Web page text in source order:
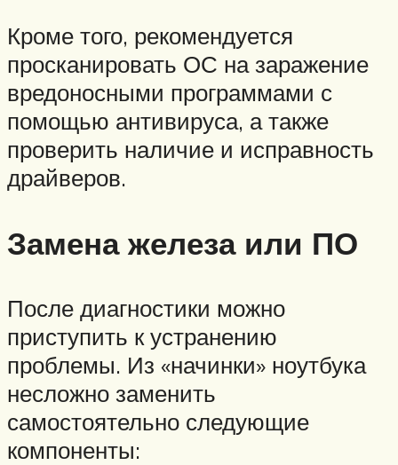
Кроме того, рекомендуется
просканировать ОС на заражение
вредоносными программами с
помощью антивируса, а также
проверить наличие и исправность
драйверов.
Замена железа или ПО
После диагностики можно
приступить к устранению
проблемы. Из «начинки» ноутбука
несложно заменить
самостоятельно следующие
компоненты: